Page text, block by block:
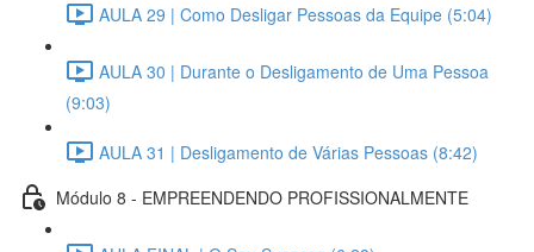
AULA 29 | Como Desligar Pessoas da Equipe (5:04)
AULA 30 | Durante o Desligamento de Uma Pessoa
(9:03)
AULA 31 | Desligamento de Várias Pessoas (8:42)
Módulo 8 - EMPREENDENDO PROFISSIONALMENTE